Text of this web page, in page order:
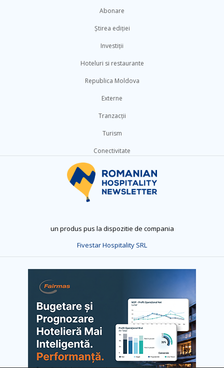
Abonare
Știrea ediției
Investiții
Hoteluri si restaurante
Republica Moldova
Externe
Tranzacții
Turism
Conectivitate
un produs pus la dispozitie de compania
Fivestar Hospitality SRL